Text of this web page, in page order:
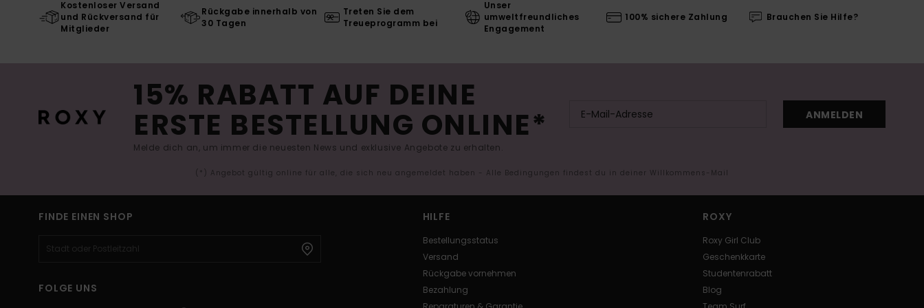
Kostenloser Versand
und Rückversand für
Mitglieder
Rückgabe innerhalb von
30 Tagen
Treten Sie dem
Treueprogramm bei
Unser
umweltfreundliches
Engagement
100% sichere Zahlung Brauchen Sie Hilfe?
15% RABATT AUF DEINE
ERSTE BESTELLUNG ONLINE*
Melde dich an, um immer die neuesten News und exklusive Angebote zu erhalten.
ANMELDEN
(*) Angebot gültig online für alle, die sich neu angemeldet haben - Alle Bedingungen findest du in deiner Willkommens-Mail
FINDE EINEN SHOP
FOLGE UNS
HILFE
Bestellungsstatus
Versand
Rückgabe vornehmen
Bezahlung
ROXY
Roxy Girl Club
Geschenkkarte
Studentenrabatt
Blog